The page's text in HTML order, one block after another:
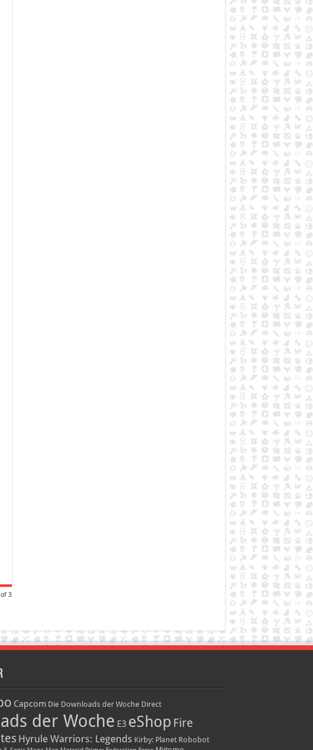
of 3
Capcom Die Downloads der Woche Direct
der Woche E3 eShop Fire
Hyrule Warriors: Legends Kirby: Planet Robobot